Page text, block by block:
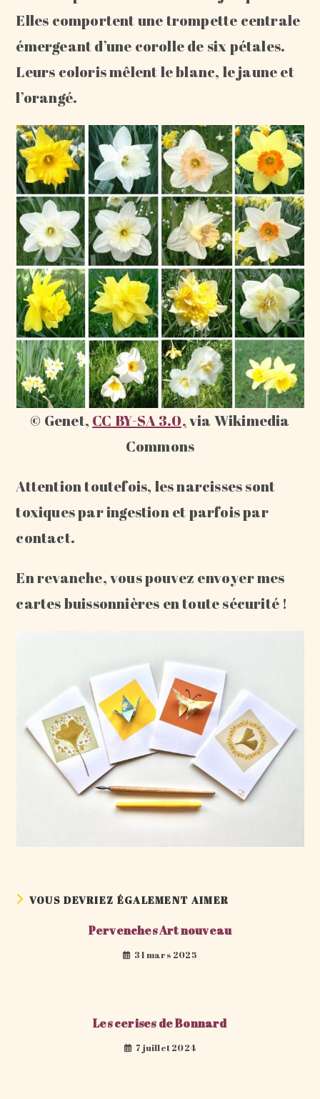
Elles comportent une trompette centrale
émergeant d’une corolle de six pétales.
Leurs coloris mêlent le blanc, le jaune et
l’orangé.
© Genet, CC BY-SA 3.0,via Wikimedia
Commons
Attention toutefois, les narcisses sont
toxiques par ingestion et parfois par
contact.
En revanche, vous pouvez envoyer mes
cartes buissonnières en toute sécurité !
VOUS DEVRIEZ ÉGALEMENT AIMER
Pervenches Art nouveau
31 mars 2025
Les cerises de Bonnard
7 juillet 2024